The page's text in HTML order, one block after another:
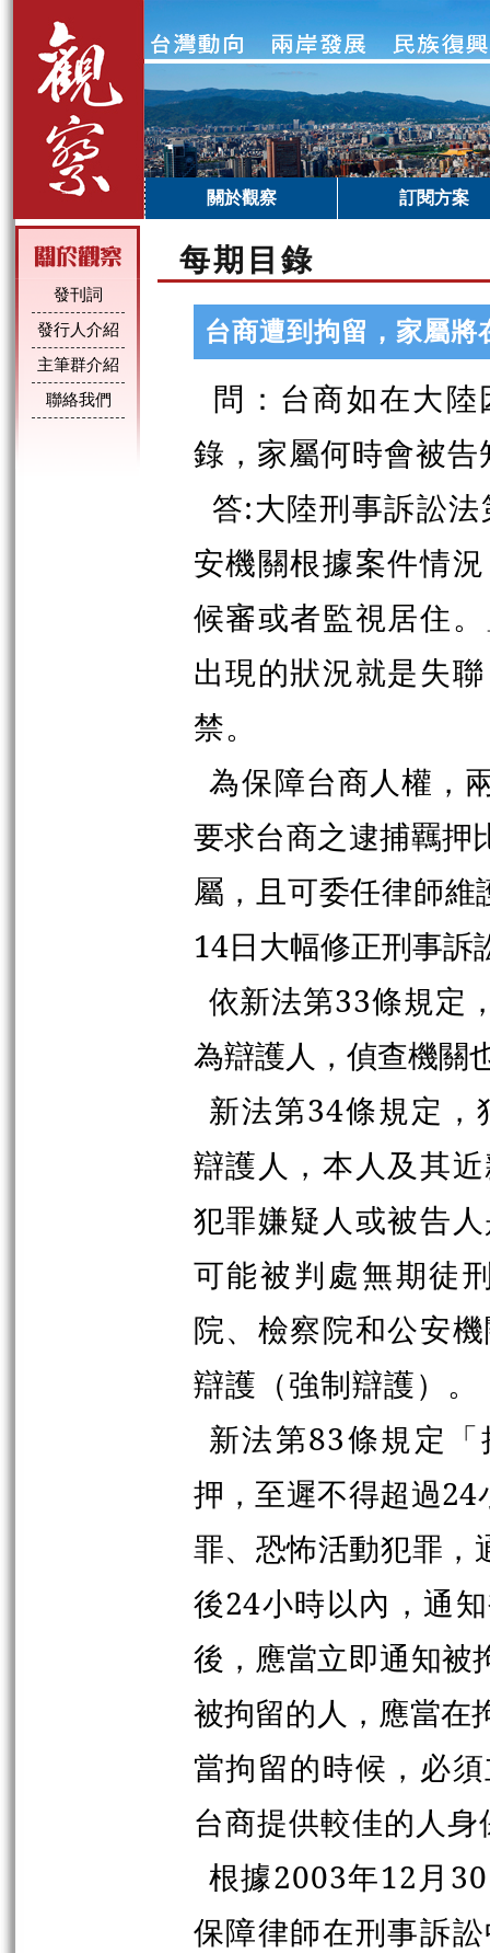
關於觀察 訂閱方案
發刊詞
發行人介紹
主筆群介紹
聯絡我們
每期目錄
台商遭到拘留，家屬
問：台商如在大
錄，家屬何時會被
答:大陸刑事訴訟
安機關根據案件情
候審或者監視居住
出現的狀況就是失
禁。
為保障台商人權，
要求台商之逮捕羈押
屬，且可委任律師
14日大幅修正刑事訴
依新法第33條規定
為辯護人，偵查機關
新法第34條規定
辯護人，本人及其
犯罪嫌疑人或被告
可能被判處無期徒
院、檢察院和公安
辯護（強制辯護）。
新法第83條規定
押，至遲不得超過
罪、恐怖活動犯罪，
後24小時以內，通
後，應當立即通知被
被拘留的人，應當在
當拘留的時候，必
台商提供較佳的人身
根據2003年12月
保障律師在刑事訴